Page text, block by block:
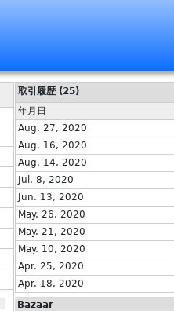
取引履歴 (25)
年月日
Aug. 27, 2020
Aug. 16, 2020
Aug. 14, 2020
Jul. 8, 2020
Jun. 13, 2020
May. 26, 2020
May. 21, 2020
May. 10, 2020
Apr. 25, 2020
Apr. 18, 2020
Bazaar